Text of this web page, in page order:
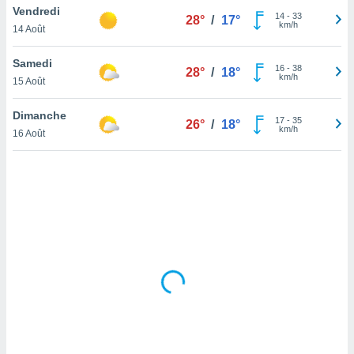
en
de
Vendredi
14 Août
28° / 17° 14- 33
km/h
Samedi
15 Août
28° / 18° 16- 38
km/h
Dimanche
16 Août
26° / 18° 17- 35
km/h